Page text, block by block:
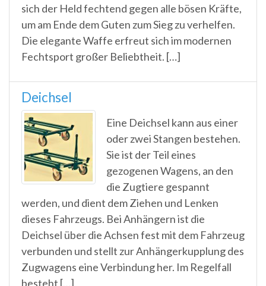
sich der Held fechtend gegen alle bösen Kräfte,
um am Ende dem Guten zum Sieg zu verhelfen.
Die elegante Waffe erfreut sich im modernen
Fechtsport großer Beliebtheit. […]
Deichsel
Eine Deichsel kann aus einer
oder zwei Stangen bestehen.
Sie ist der Teil eines
gezogenen Wagens, an den
die Zugtiere gespannt
werden, und dient dem Ziehen und Lenken
dieses Fahrzeugs. Bei Anhängern ist die
Deichsel über die Achsen fest mit dem Fahrzeug
verbunden und stellt zur Anhängerkupplung des
Zugwagens eine Verbindung her. Im Regelfall
besteht […]